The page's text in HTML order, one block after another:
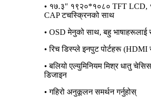
• १७.३″ १९२०*१०८० TFT LCD,
CAP टचस्क्रिनको साथ
• OSD मेनुको साथ, बहु भाषाहरूलाई
• रिच डिस्प्ले इनपुट पोर्टहरू
• बलियो एल्युमिनियम मिश्र धातु
डिजाइन
• गहिरो अनुकूलन समर्थन गर्नुहोस्